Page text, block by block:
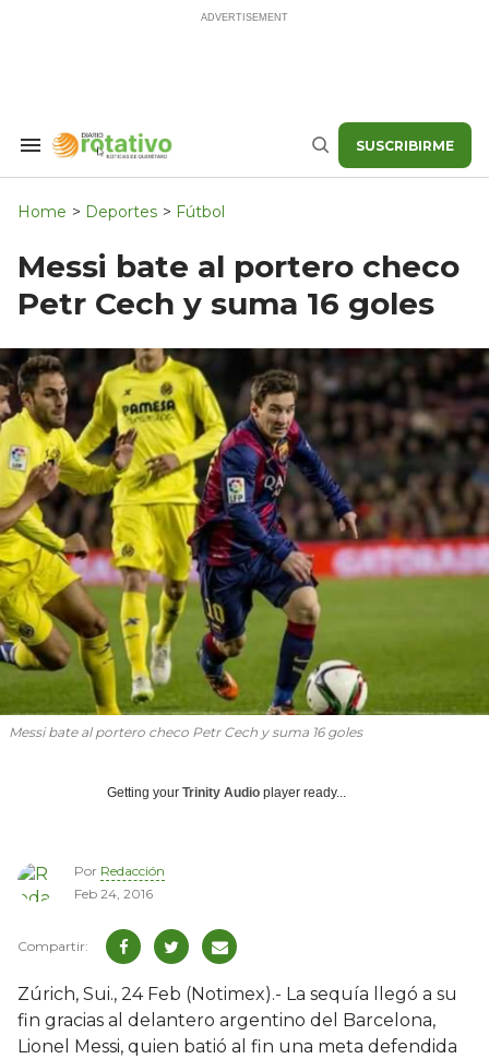
Search
Navigation
Buscar SUSCRIBIRME
Home > Deportes > Fútbol
Messi bate al portero checo
Petr Cech y suma 16 goles
Messi bate al portero checo Petr Cech y suma 16 goles
Getting your Trinity Audio player ready...
Por Redacción
Feb 24, 2016
Zúrich, Sui., 24 Feb (Notimex).- La sequía llegó a su
fin gracias al delantero argentino del Barcelona,
Lionel Messi, quien batió al fin una meta defendida